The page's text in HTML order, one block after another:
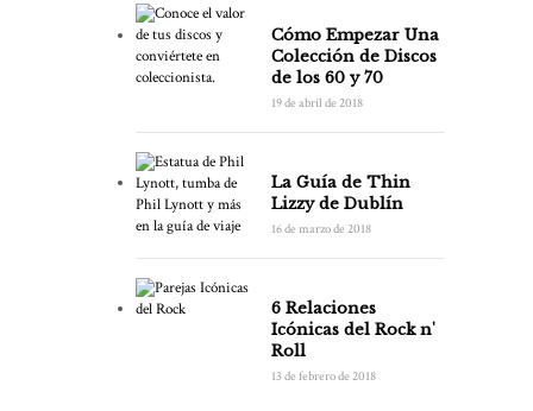
Cómo Empezar Una
Colección de Discos
de los 60 y 70
19 de abril de 2018
La Guía de Thin
Lizzy de Dublín
16 de marzo de 2018
6 Relaciones
Icónicas del Rock n'
Roll
13 de febrero de 2018